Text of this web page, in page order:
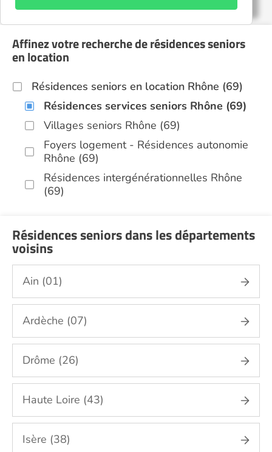
Affinez votre recherche de résidences seniors
en location
Résidences seniors en location Rhône (69)
Résidences services seniors Rhône (69)
Villages seniors Rhône (69)
Foyers logement - Résidences autonomie
Rhône (69)
Résidences intergénérationnelles Rhône
(69)
Résidences seniors dans les départements
voisins
Ain (01)
Ardèche (07)
Drôme (26)
Haute Loire (43)
Isère (38)